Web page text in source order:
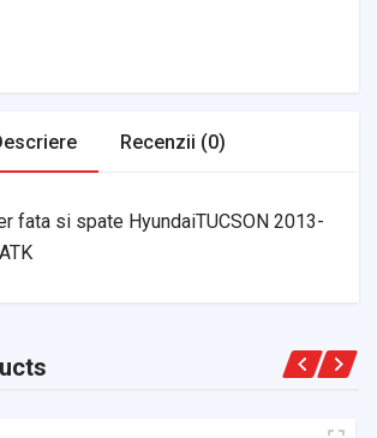
Recenzii (0)
fata si spate HyundaiTUCSON 2013-